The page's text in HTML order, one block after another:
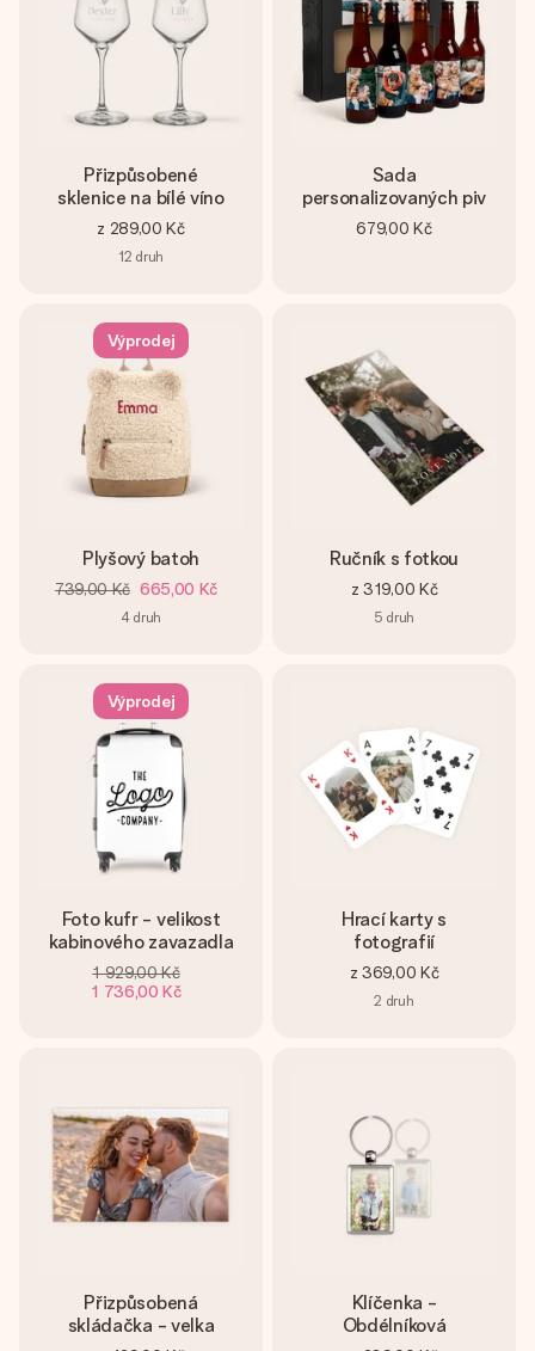
Přizpůsobené
sklenice na bílé víno
z 289,00 Kč
12 druh
Sada
personalizovaných piv
679,00 Kč
Výprodej
Plyšový batoh
739,00 Kč 665,00 Kč
4 druh
Ručník s fotkou
z 319,00 Kč
5 druh
Výprodej
Foto kufr - velikost
kabinového zavazadla
1 929,00 Kč
1 736,00 Kč
Hrací karty s
fotografií
z 369,00 Kč
2 druh
Přizpůsobená
skládačka - velka
Klíčenka -
Obdélníková